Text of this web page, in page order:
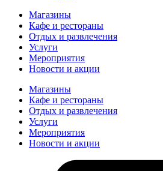
Магазины
Кафе и рестораны
Отдых и развлечения
Услуги
Мероприятия
Новости и акции
Магазины
Кафе и рестораны
Отдых и развлечения
Услуги
Мероприятия
Новости и акции